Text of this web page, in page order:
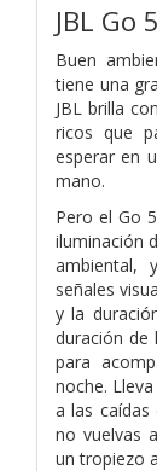
JBL Go 5
Buen
tiene una
JBL brilla
ricos que
esperar en
mano.
Pero el Go
iluminación
ambiental,
señales
y la
duración de
para
noche.
a las caídas
no vuelvas
un tropiezo